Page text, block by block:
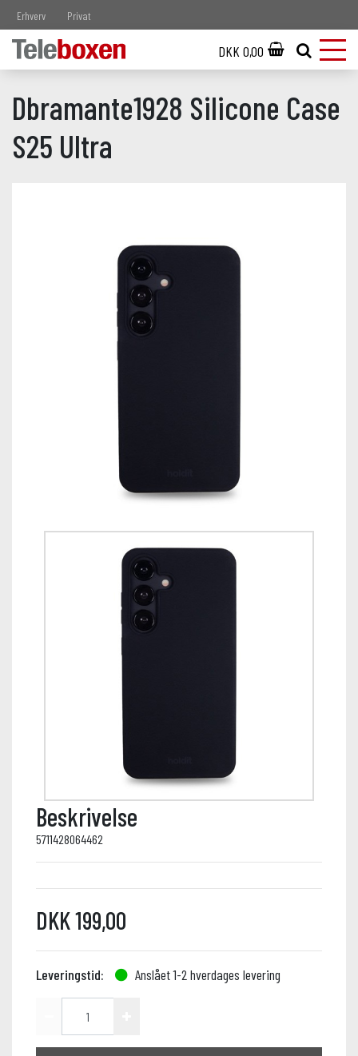
Erhverv Privat
DKK 0,00
Dbramante1928 Silicone Case
S25 Ultra
Beskrivelse
5711428064462
DKK 199,00
Leveringstid: Anslået 1-2 hverdages levering